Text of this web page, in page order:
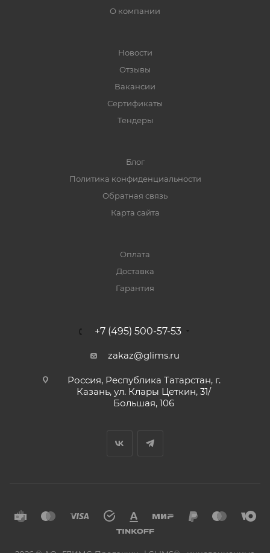
О компании
Новости
Отзывы
Вакансии
Сертификаты
Тендеры
Блог
Политика конфиденциальности
Обратная связь
Карта сайта
Оплата
Доставка
Гарантия
+7 (495) 500-57-53
zakaz@glims.ru
Россия, Республика Татарстан, г.
Казань, ул. Клары Цеткин, 31/
Большая, 106